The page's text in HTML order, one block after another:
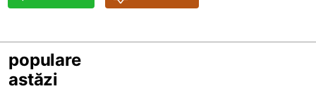
populare
astăzi